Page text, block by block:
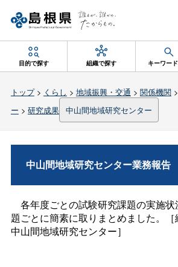
目的で探す 組織で探す キーワー
トップ> くらし > 地域振興・交通 > 関係機関>
ー > 研究成果 中山間地域研究センター
中山間地域研究センター業務報告
各年度ごとの試験研究課題の実施状
題ごとに簡素に取りまとめました。
中山間地域研究センター］